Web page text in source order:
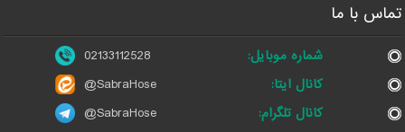
تماس با ما
شماره موبایل:
02133112528
کانال ایتا:
@SabraHose
کانال تلگرام:
@SabraHose